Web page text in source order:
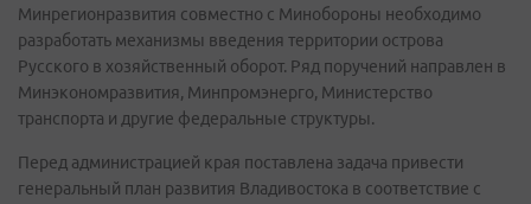
Минрегионразвития совместно с Минобороны необходимо
разработать механизмы введения территории острова
Русского в хозяйственный оборот. Ряд поручений направлен в
Минэкономразвития, Минпромэнерго, Министерство
транспорта и другие федеральные структуры.
Перед администрацией края поставлена задача привести
генеральный план развития Владивостока в соответствие с